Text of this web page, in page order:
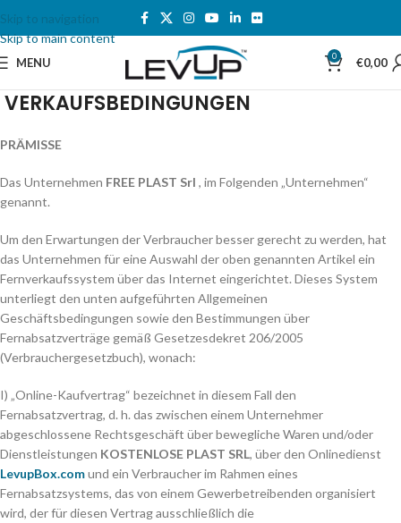
Skip to navigation
Skip to main content
MENU 0 €0,00
VERKAUFSBEDINGUNGEN
PRÄMISSE
Das Unternehmen FREE PLAST Srl , im Folgenden „Unternehmen“
genannt.
Um den Erwartungen der Verbraucher besser gerecht zu werden, hat
das Unternehmen für eine Auswahl der oben genannten Artikel ein
Fernverkaufssystem über das Internet eingerichtet. Dieses System
unterliegt den unten aufgeführten Allgemeinen
Geschäftsbedingungen sowie den Bestimmungen über
Fernabsatzverträge gemäß Gesetzesdekret 206/2005
(Verbrauchergesetzbuch), wonach:
I) „Online-Kaufvertrag“ bezeichnet in diesem Fall den
Fernabsatzvertrag, d. h. das zwischen einem Unternehmer
abgeschlossene Rechtsgeschäft über bewegliche Waren und/oder
Dienstleistungen KOSTENLOSE PLAST SRL, über den Onlinedienst
LevupBox.comund ein Verbraucher im Rahmen eines
Fernabsatzsystems, das von einem Gewerbetreibenden organisiert
wird, der für diesen Vertrag ausschließlich die